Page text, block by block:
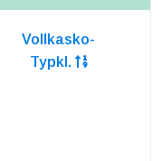
Vollkasko-
Typkl.